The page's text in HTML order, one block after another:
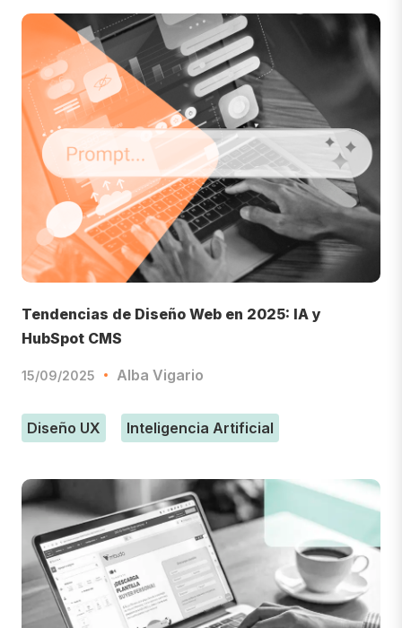
Tendencias de Diseño Web en 2025: IA y
HubSpot CMS
15/09/2025 Alba Vigario
Diseño UX Inteligencia Artificial